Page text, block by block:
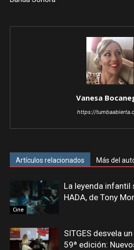
Vanesa
https://
Artículos relacionados Más del
Cine
La leyenda infantil
HADA, de Tony
SITGES desvela
59ª edición: